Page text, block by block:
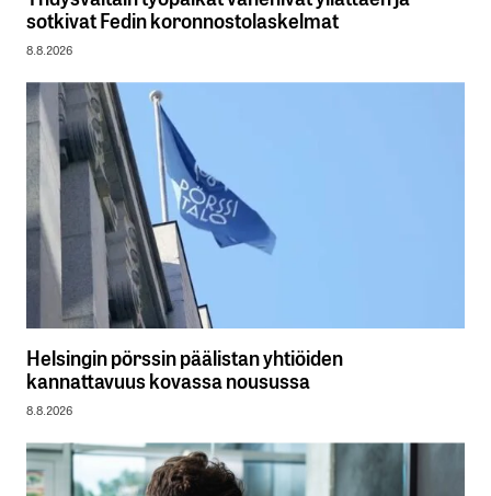
sotkivat Fedin koronnostolaskelmat
8.8.2026
Helsingin pörssin päälistan yhtiöiden
kannattavuus kovassa nousussa
8.8.2026